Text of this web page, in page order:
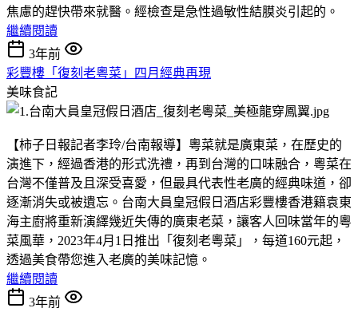
焦慮的趕快帶來就醫。經檢查是急性過敏性結膜炎引起的。
繼續閱讀
3年前
彩豐樓「復刻老粵菜」四月經典再現
美味食記
【柿子日報記者李玲/台南報導】粵菜就是廣東菜，在歷史的
演進下，經過香港的形式洗禮，再到台灣的口味融合，粵菜在
台灣不僅普及且深受喜愛，但最具代表性老廣的經典味道，卻
逐漸消失或被遺忘。台南大員皇冠假日酒店彩豐樓香港籍袁東
海主廚將重新演繹幾近失傳的廣東老菜，讓客人回味當年的粵
菜風華，2023年4月1日推出「復刻老粵菜」，每道160元起，
透過美食帶您進入老廣的美味記憶。
繼續閱讀
3年前